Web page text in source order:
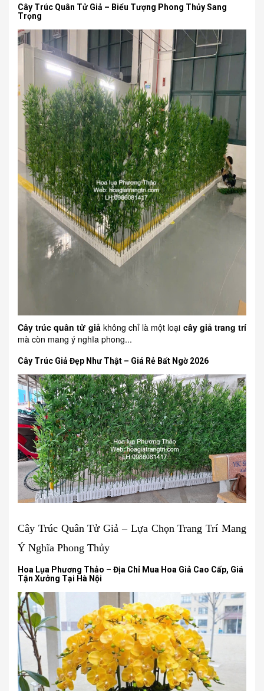
Cây Trúc Quân Tử Giả – Biểu Tượng Phong Thủy Sang
Trọng
Cây trúc quân tử giảkhông chỉ là một loại cây giả trang trí
mà còn mang ý nghĩa phong...
Cây Trúc Giả Đẹp Như Thật – Giá Rẻ Bất Ngờ 2026
Cây Trúc Quân Tử Giả – Lựa Chọn Trang Trí Mang
Ý Nghĩa Phong Thủy
Hoa Lụa Phương Thảo – Địa Chỉ Mua Hoa Giả Cao Cấp, Giá
Tận Xưởng Tại Hà Nội